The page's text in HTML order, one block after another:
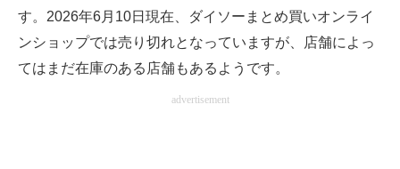
す。2026年6月10日現在、ダイソーまとめ買いオンライ
ンショップでは売り切れとなっていますが、店舗によっ
てはまだ在庫のある店舗もあるようです。
advertisement